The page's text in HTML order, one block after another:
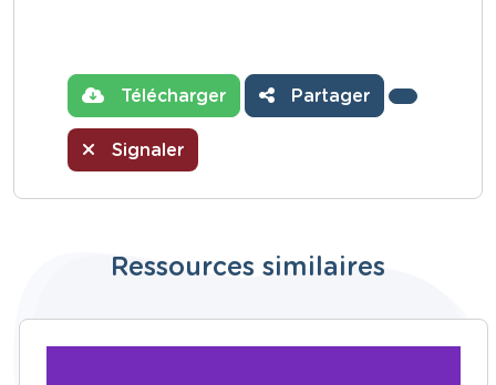
Télécharger Partager
Signaler
Ressources similaires